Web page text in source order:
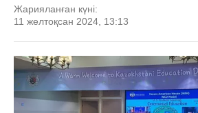
Жарияланған күні:
11 желтоқсан 2024, 13:13